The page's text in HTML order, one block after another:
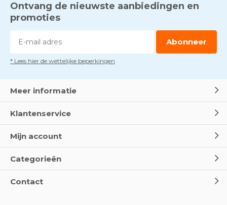
Ontvang de nieuwste aanbiedingen en
promoties
Abonneer
* Lees hier de wettelijke beperkingen
Meer informatie
Klantenservice
Mijn account
Categorieën
Contact